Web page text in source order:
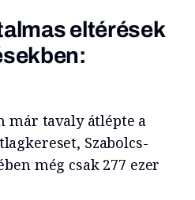
eltérések
már tavaly átlépte a
Szabolcs-
még csak 277 ezer